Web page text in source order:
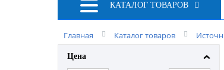
КАТАЛОГ ТОВАРОВ
Главная Каталог товаров
Цена